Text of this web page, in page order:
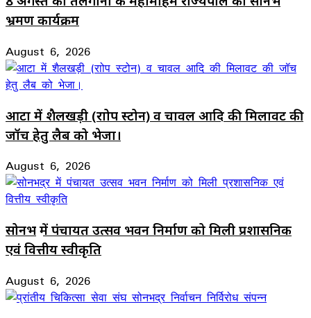
भ्रमण कार्यक्रम
August 6, 2026
आटा में शैलखड़ी (राोप स्टोन) व चावल आदि की मिलावट की
जॉच हेतु लैब को भेजा।
August 6, 2026
सोनभद्र में पंचायत उत्सव भवन निर्माण को मिली प्रशासनिक
एवं वित्तीय स्वीकृति
August 6, 2026